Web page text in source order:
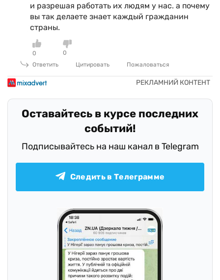
и разрешая работать их людям у нас. а почему
вы так делаете знает каждый гражданин
страны.
0
0
Ответить
Цитировать Пожаловаться
Оставайтесь в курсе последних
событий!
Подписывайтесь на наш канал в Telegram
Следить в Телеграмме